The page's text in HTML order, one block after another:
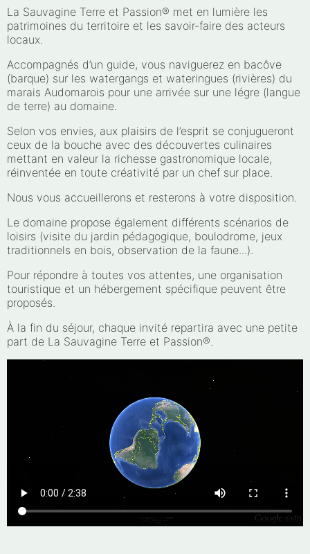
La Sauvagine Terre et Passion® met en lumière les
patrimoines du territoire et les savoir-faire des acteurs
locaux.
Accompagnés d’un guide, vous naviguerez en bacôve
(barque) sur les watergangs et wateringues (rivières) du
marais Audomarois pour une arrivée sur une légre (langue
de terre) au domaine.
Selon vos envies, aux plaisirs de l’esprit se conjugueront
ceux de la bouche avec des découvertes culinaires
mettant en valeur la richesse gastronomique locale,
réinventée en toute créativité par un chef sur place.
Nous vous accueillerons et resterons à votre disposition.
Le domaine propose également différents scénarios de
loisirs (visite du jardin pédagogique, boulodrome, jeux
traditionnels en bois, observation de la faune...).
Pour répondre à toutes vos attentes, une organisation
touristique et un hébergement spécifique peuvent être
proposés.
À la fin du séjour, chaque invité repartira avec une petite
part de La Sauvagine Terre et Passion®.